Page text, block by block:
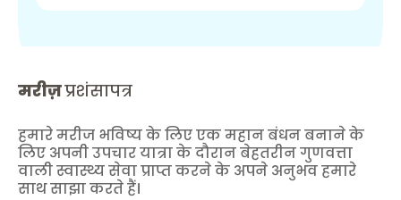
मरीज़प्रशंसापत्र
हमारे मरीज भविष्य के लिए एक महान बंधन बनाने के
लिए अपनी उपचार यात्रा के दौरान बेहतरीन गुणवत्ता
वाली स्वास्थ्य सेवा प्राप्त करने के अपने अनुभव हमारे
साथ साझा करते हैं।